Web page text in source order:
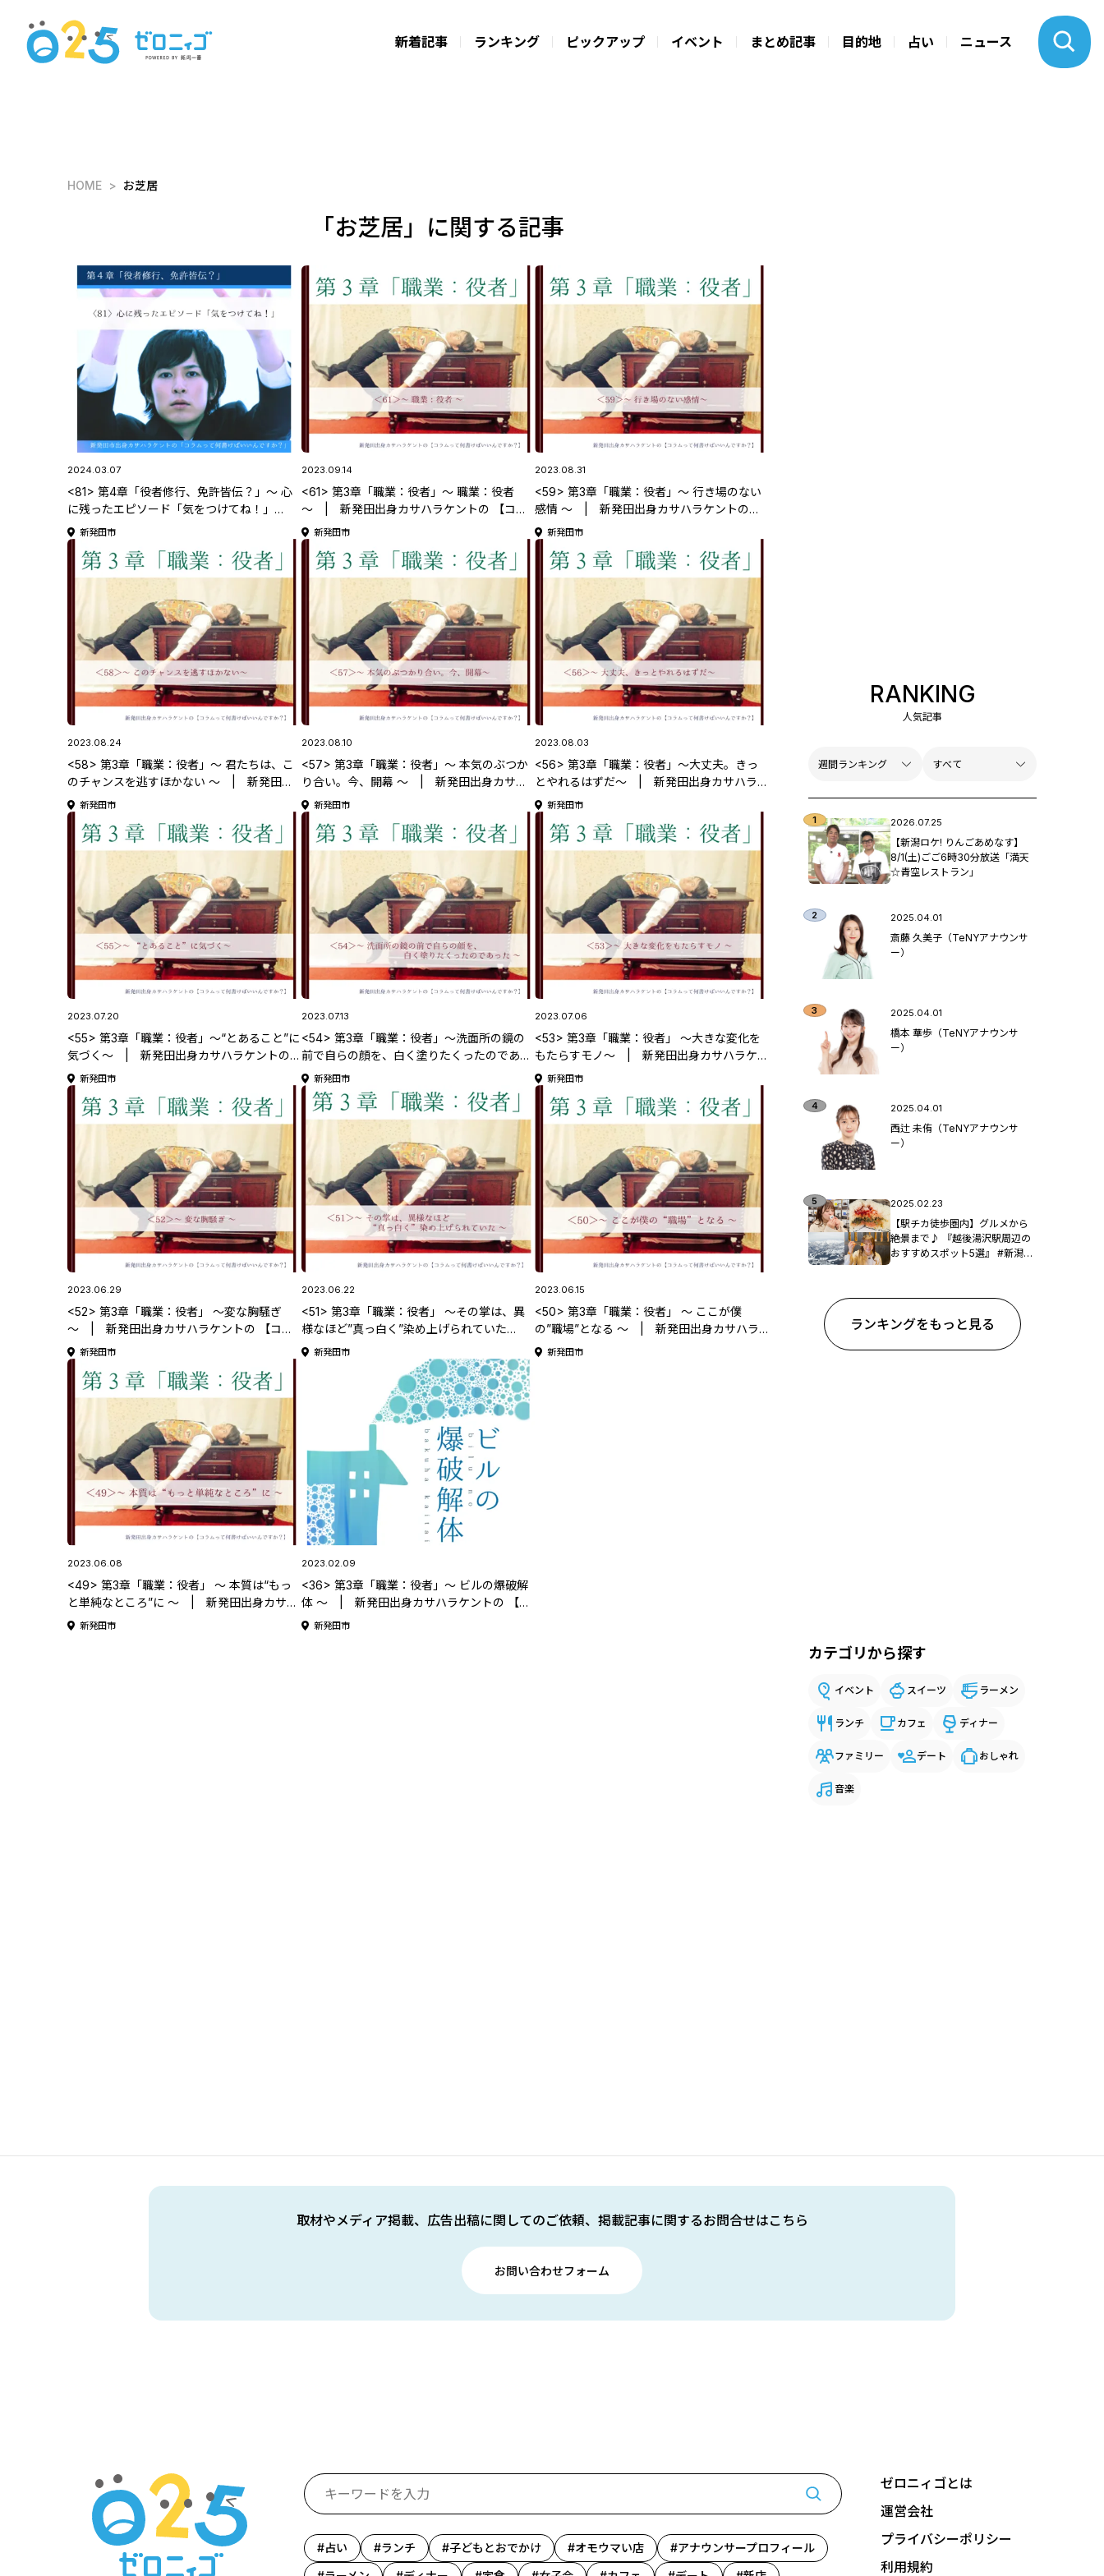
新着記事 ランキング ピックアップ イベント まとめ記事 目的地 占い ニュース
HOME お芝居
「お芝居」に関する記事
2024.03.07
<81> 第4章「役者修行、免許皆伝？」～ 心
に残ったエピソード「気をつけてね！」
〜 | 新発田出身カサハラケントの 【コラ
ムって何書けばいいんですか？】
新発田市
2023.09.14
<61> 第3章「職業：役者」～ 職業：役者
～ | 新発田出身カサハラケントの 【コラ
ムって何書けばいいんですか？】
新発田市
2023.08.31
<59> 第3章「職業：役者」～ 行き場のない
感情 ～ | 新発田出身カサハラケントの
【コラムって何書けばいいんですか？】
新発田市
2023.08.24
<58> 第3章「職業：役者」～ 君たちは、こ
のチャンスを逃すほかない ～ | 新発田出
身カサハラケントの 【コラムって何書けばい
いんですか？】
新発田市
2023.08.10
<57> 第3章「職業：役者」～ 本気のぶつか
り合い。今、開幕 ～ | 新発田出身カサハ
ラケントの 【コラムって何書けばいいんです
か？】
新発田市
2023.08.03
<56> 第3章「職業：役者」～大丈夫。きっ
とやれるはずだ～ | 新発田出身カサハラ
ケントの 【コラムって何書けばいいんです
か？】
新発田市
2023.07.20
<55> 第3章「職業：役者」～“とあること”に
気づく～ | 新発田出身カサハラケントの
【コラムって何書けばいいんですか？】
新発田市
2023.07.13
<54> 第3章「職業：役者」～洗面所の鏡の
前で自らの顔を、白く塗りたくったのであっ
た～ | 新発田出身カサハラケントの 【コ
ラムって何書けばいいんですか？】
新発田市
2023.07.06
<53> 第3章「職業：役者」 ～大きな変化を
もたらすモノ～ | 新発田出身カサハラケ
ントの 【コラムって何書けばいいんです
か？】
新発田市
2023.06.29
<52> 第3章「職業：役者」 ～変な胸騒ぎ
～ | 新発田出身カサハラケントの 【コラ
ムって何書けばいいんですか？】
新発田市
2023.06.22
<51> 第3章「職業：役者」 ～その掌は、異
様なほど”真っ白く”染め上げられていた
～ | 新発田出身カサハラケントの 【コラ
ムって何書けばいいんですか？】
新発田市
2023.06.15
<50> 第3章「職業：役者」 ～ ここが僕
の”職場”となる ～ | 新発田出身カサハラ
ケントの 【コラムって何書けばいいんです
新発田市
2023.06.08
<49> 第3章「職業：役者」 ～ 本質は“もっ
と単純なところ”に ～ | 新発田出身カサハ
ラケントの 【コラムって何書けばいいんです
新発田市
2023.02.09
<36> 第3章「職業：役者」～ ビルの爆破解
体 ～ | 新発田出身カサハラケントの 【コ
ラムって何書けばいいんですか？】 | 新
新発田市
RANKING
人気記事
2026.07.25
【新潟ロケ! りんごあめなす】
8/1(土)ごご6時30分放送「満天
☆青空レストラン」
2025.04.01
斎藤 久美子（TeNYアナウンサ
ー）
2025.04.01
橋本 華歩（TeNYアナウンサ
ー）
2025.04.01
西辻 未侑（TeNYアナウンサ
ー）
2025.02.23
【駅チカ徒歩圏内】グルメから
絶景まで♪ 『越後湯沢駅周辺の
おすすめスポット5選』 #新潟観
ランキングをもっと見る
カテゴリから探す
イベント スイーツ ラーメン
ランチ カフェ ディナー
ファミリー デート おしゃれ
音楽
取材やメディア掲載、広告出稿に関してのご依頼、掲載記事に関するお問合せはこちら
お問い合わせフォーム
占い ランチ 子どもとおでかけ オモウマい店
アナウンサープロフィール
ゼロニィゴとは
運営会社
プライバシーポリシー
利用規約